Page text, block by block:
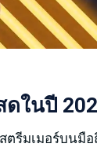
ในปี
รีมเมอร์บนมื